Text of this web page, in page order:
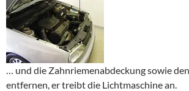
… und die Zahnriemenabdeckung sowie
entfernen, er treibt die Lichtmaschine an.